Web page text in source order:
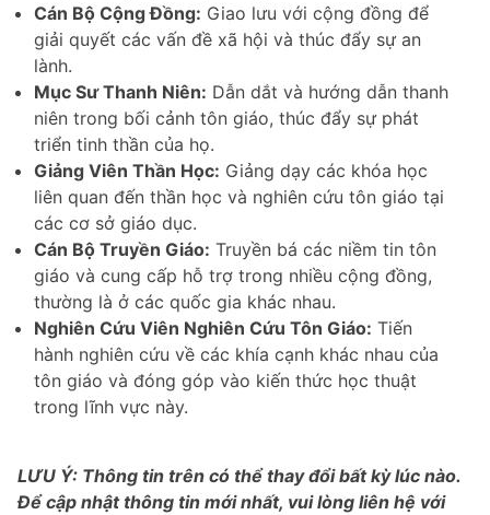
Cán Bộ Cộng Đồng: Giao lưu với cộng đồng để
giải quyết các vấn đề xã hội và thúc đẩy sự an
lành.
Mục Sư Thanh Niên: Dẫn dắt và hướng dẫn thanh
niên trong bối cảnh tôn giáo, thúc đẩy sự phát
triển tinh thần của họ.
Giảng Viên Thần Học: Giảng dạy các khóa học
liên quan đến thần học và nghiên cứu tôn giáo tại
các cơ sở giáo dục.
Cán Bộ Truyền Giáo: Truyền bá các niềm tin tôn
giáo và cung cấp hỗ trợ trong nhiều cộng đồng,
thường là ở các quốc gia khác nhau.
Nghiên Cứu Viên Nghiên Cứu Tôn Giáo: Tiến
hành nghiên cứu về các khía cạnh khác nhau của
tôn giáo và đóng góp vào kiến thức học thuật
trong lĩnh vực này.
LƯU Ý: Thông tin trên có thể thay đổi bất kỳ lúc nào.
Để cập nhật thông tin mới nhất, vui lòng liên hệ với